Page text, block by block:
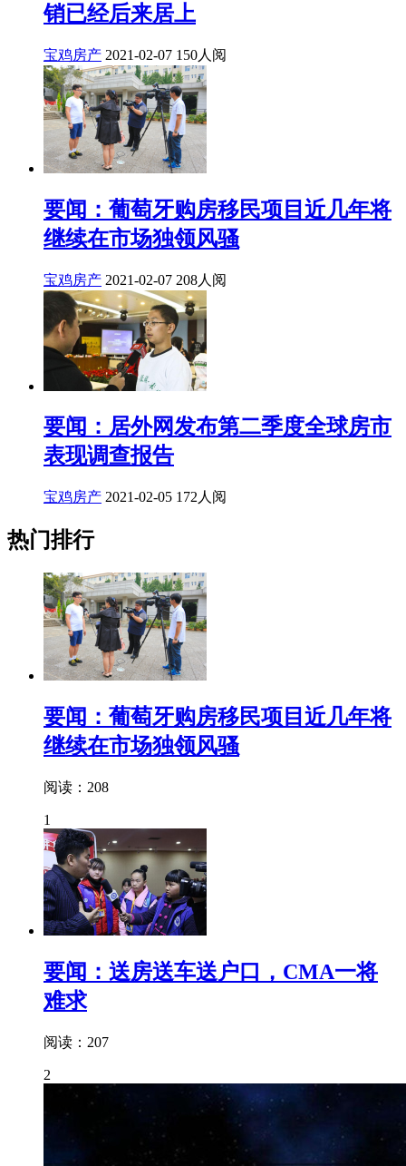
销已经后来居上
宝鸡房产 2021-02-07 150人阅
要闻：葡萄牙购房移民项目近几年将
继续在市场独领风骚
宝鸡房产 2021-02-07 208人阅
要闻：居外网发布第二季度全球房市
表现调查报告
宝鸡房产 2021-02-05 172人阅
热门排行
要闻：葡萄牙购房移民项目近几年将
继续在市场独领风骚
阅读：208
1
要闻：送房送车送户口，CMA一将
难求
阅读：207
2